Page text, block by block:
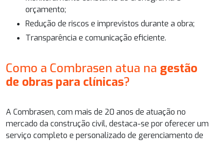
orçamento;
Redução de riscos e imprevistos durante a obra;
Transparência e comunicação eficiente.
Como a Combrasen atua na gestão
de obras para clínicas?
A Combrasen, com mais de 20 anos de atuação no
mercado da construção civil, destaca-se por oferecer um
serviço completo e personalizado de gerenciamento de